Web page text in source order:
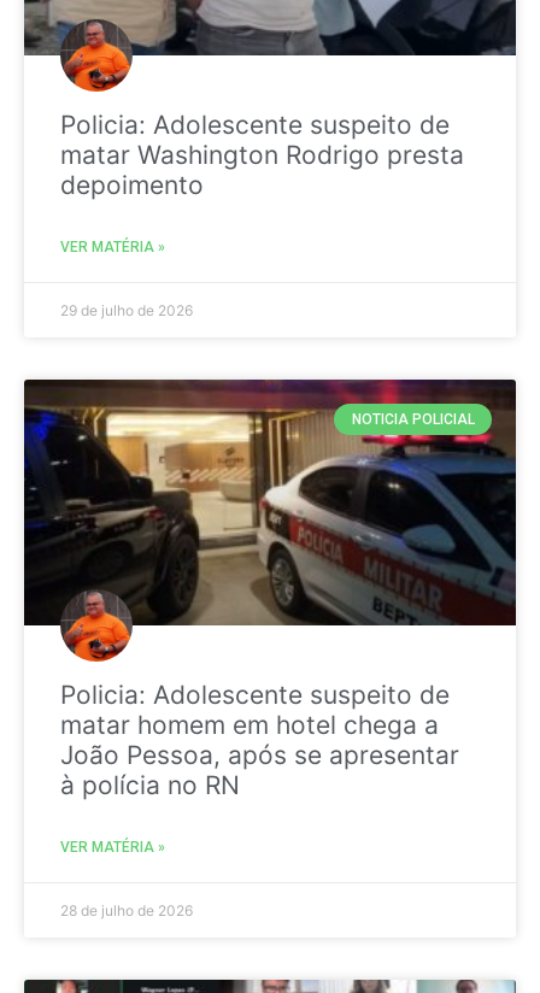
Policia: Adolescente suspeito de
matar Washington Rodrigo presta
depoimento
VER MATÉRIA »
29 de julho de 2026
NOTICIA POLICIAL
Policia: Adolescente suspeito de
matar homem em hotel chega a
João Pessoa, após se apresentar
à polícia no RN
VER MATÉRIA »
28 de julho de 2026